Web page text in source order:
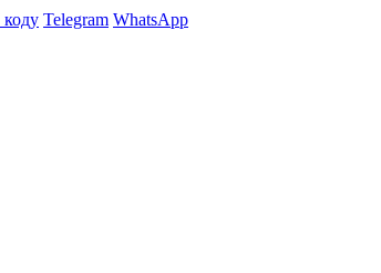
Telegram WhatsApp